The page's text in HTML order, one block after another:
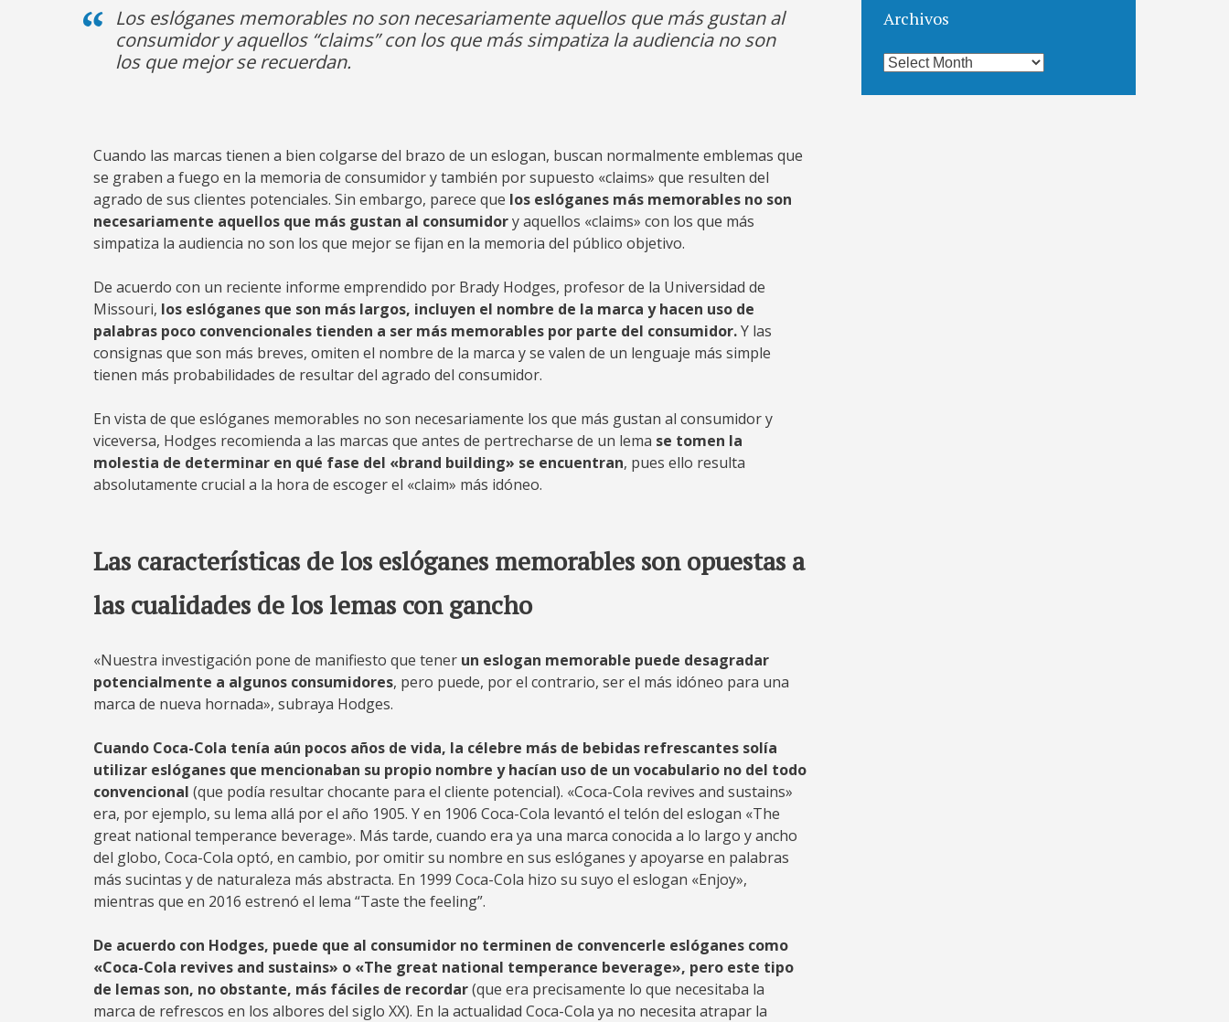
Los eslóganes memorables no son necesariamente aquellos que más gustan al
consumidor y aquellos “claims” con los que más simpatiza la audiencia no son
los que mejor se recuerdan.
Cuando las marcas tienen a bien colgarse del brazo de un eslogan, buscan normalmente emblemas que
se graben a fuego en la memoria de consumidor y también por supuesto «claims» que resulten del
agrado de sus clientes potenciales. Sin embargo, parece que los eslóganes más memorables no son
necesariamente aquellos que más gustan al consumidory aquellos «claims» con los que más
simpatiza la audiencia no son los que mejor se fijan en la memoria del público objetivo.
De acuerdo con un reciente informe emprendido por Brady Hodges, profesor de la Universidad de
Missouri, los eslóganes que son más largos, incluyen el nombre de la marca y hacen uso de
palabras poco convencionales tienden a ser más memorables por parte del consumidor.Y las
consignas que son más breves, omiten el nombre de la marca y se valen de un lenguaje más simple
tienen más probabilidades de resultar del agrado del consumidor.
En vista de que eslóganes memorables no son necesariamente los que más gustan al consumidor y
viceversa, Hodges recomienda a las marcas que antes de pertrecharse de un lema se tomen la
molestia de determinar en qué fase del «brand building» se encuentran, pues ello resulta
absolutamente crucial a la hora de escoger el «claim» más idóneo.
Las características de los eslóganes memorables son opuestas a
las cualidades de los lemas con gancho
«Nuestra investigación pone de manifiesto que tener un eslogan memorable puede desagradar
potencialmente a algunos consumidores, pero puede, por el contrario, ser el más idóneo para una
marca de nueva hornada», subraya Hodges.
Cuando Coca-Cola tenía aún pocos años de vida, la célebre más de bebidas refrescantes solía
utilizar eslóganes que mencionaban su propio nombre y hacían uso de un vocabulario no del todo
convencional (que podía resultar chocante para el cliente potencial). «Coca-Cola revives and sustains»
era, por ejemplo, su lema allá por el año 1905. Y en 1906 Coca-Cola levantó el telón del eslogan «The
great national temperance beverage». Más tarde, cuando era ya una marca conocida a lo largo y ancho
del globo, Coca-Cola optó, en cambio, por omitir su nombre en sus eslóganes y apoyarse en palabras
más sucintas y de naturaleza más abstracta. En 1999 Coca-Cola hizo su suyo el eslogan «Enjoy»,
mientras que en 2016 estrenó el lema “Taste the feeling”.
De acuerdo con Hodges, puede que al consumidor no terminen de convencerle eslóganes como
«Coca-Cola revives and sustains» o «The great national temperance beverage», pero este tipo
de lemas son, no obstante, más fáciles de recordar(que era precisamente lo que necesitaba la
marca de refrescos en los albores del siglo XX). En la actualidad Coca-Cola ya no necesita atrapar la
Archivos
Archivos